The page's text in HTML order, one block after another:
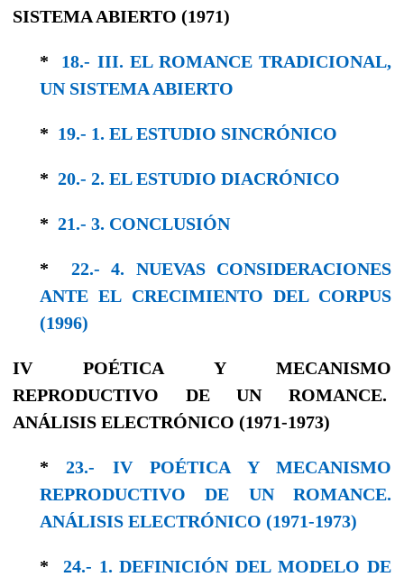
SISTEMA ABIERTO (1971)
* 18.- III. EL ROMANCE TRADICIONAL,
UN SISTEMA ABIERTO
* 19.- 1. EL ESTUDIO SINCRÓNICO
* 20.- 2. EL ESTUDIO DIACRÓNICO
* 21.- 3. CONCLUSIÓN
* 22.- 4. NUEVAS CONSIDERACIONES
ANTE EL CRECIMIENTO DEL CORPUS
(1996)
IV POÉTICA Y MECANISMO
REPRODUCTIVO DE UN ROMANCE.
ANÁLISIS ELECTRÓNICO (1971-1973)
*
23.- IV POÉTICA Y MECANISMO
REPRODUCTIVO DE UN ROMANCE.
ANÁLISIS ELECTRÓNICO (1971-1973)
* 24.- 1. DEFINICIÓN DEL MODELO DE